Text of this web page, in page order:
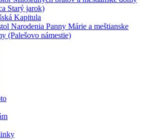
Starý jarok)
Kapitula
Narodenia Panny Márie a meštianske
(Palešovo námestie)